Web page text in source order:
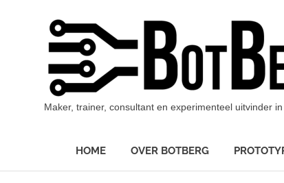
Maker, trainer, consultant en experimenteel uitvinder
HOME OVER BOTBERG